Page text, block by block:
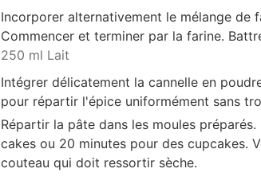
Incorporer alternativement le mélange de
Commencer et terminer par la farine.
250 ml Lait
Intégrer délicatement la cannelle en
pour répartir l'épice uniformément sans
Répartir la pâte dans les moules
cakes ou 20 minutes pour des cupcakes.
couteau qui doit ressortir sèche.